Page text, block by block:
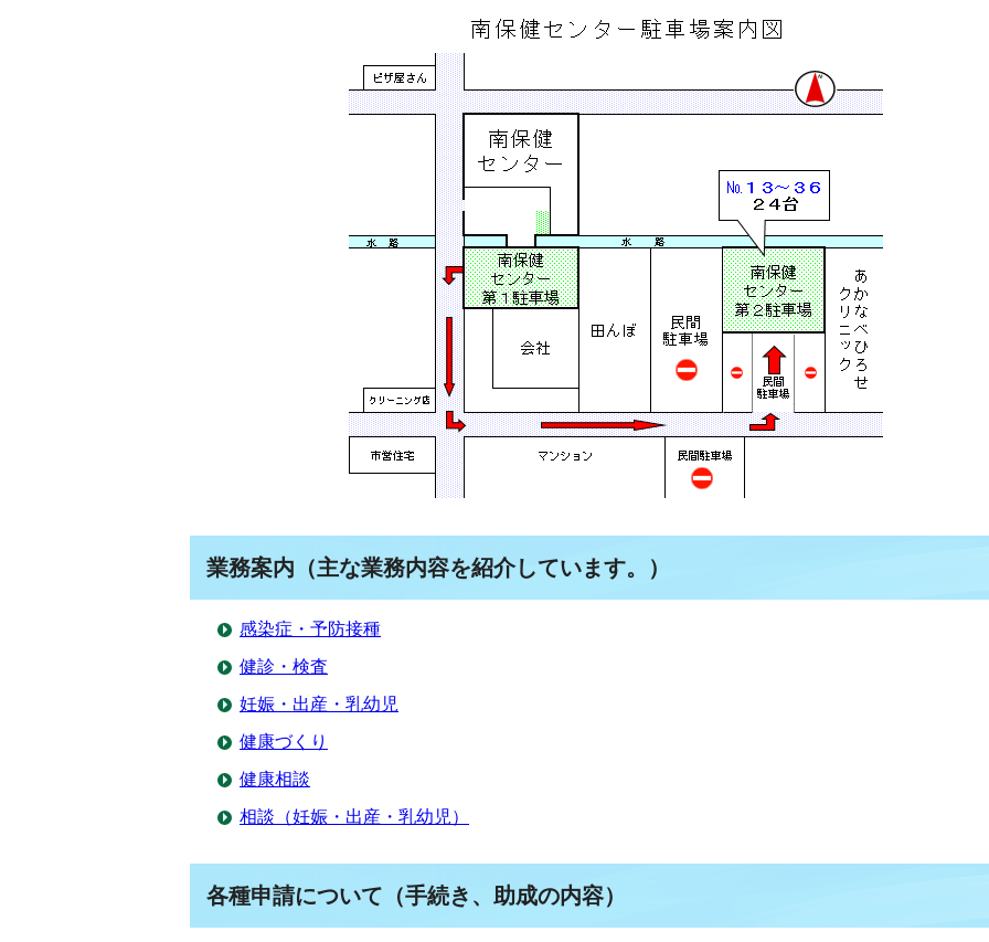
業務案内（主な業務内容を紹介しています。）
感染症・予防接種
健診・検査
妊娠・出産・乳幼児
健康づくり
健康相談
相談（妊娠・出産・乳幼児）
各種申請について（手続き、助成の内容）